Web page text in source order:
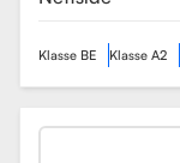
Klasse BE Klasse A2